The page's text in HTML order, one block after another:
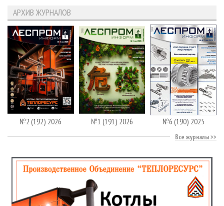
АРХИВ ЖУРНАЛОВ
№2 (192) 2026 №1 (191) 2026 №6 (190) 2025
Все журналы